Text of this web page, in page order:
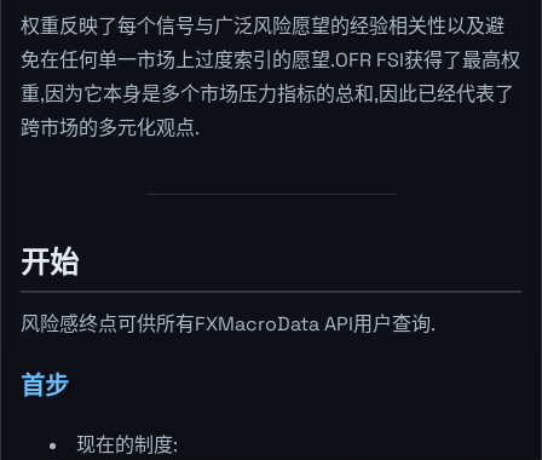
权重反映了每个信号与广泛风险愿望的经验相关性以及避
免在任何单一市场上过度索引的愿望.OFR FSI获得了最高权
重,因为它本身是多个市场压力指标的总和,因此已经代表了
跨市场的多元化观点.
开始
风险感终点可供所有FXMacroData API用户查询.
首步
现在的制度: